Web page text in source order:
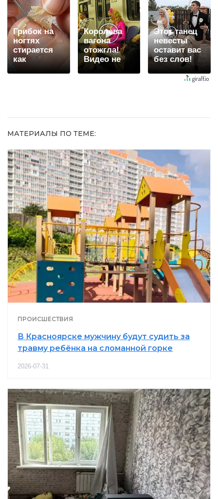
видят...
Грибок на
ногтях
стирается
как
ластиком!
Королева
вагона
отожгла!
Видео не
оставит
Этот танец
невесты
оставит вас
без слов!
Пересмотрела
МАТЕРИАЛЫ ПО ТЕМЕ:
ПРОИСШЕСТВИЯ
В Красноярске мужчину будут судить за
травму ребёнка на сломанной горке
2026-07-31